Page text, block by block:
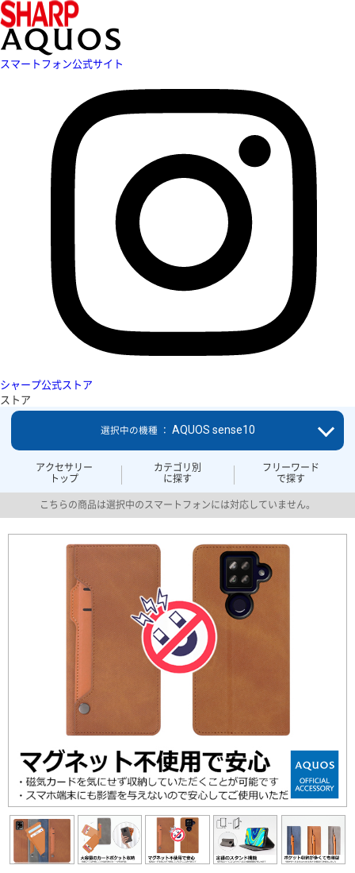
スマートフォン公式サイト
シャープ公式ストア
ストア
アクセサリー
トップ
カテゴリ別
に探す
フリーワード
で探す
選択中の機種 ： AQUOS sense10
こちらの商品は選択中のスマートフォンには対応していません。